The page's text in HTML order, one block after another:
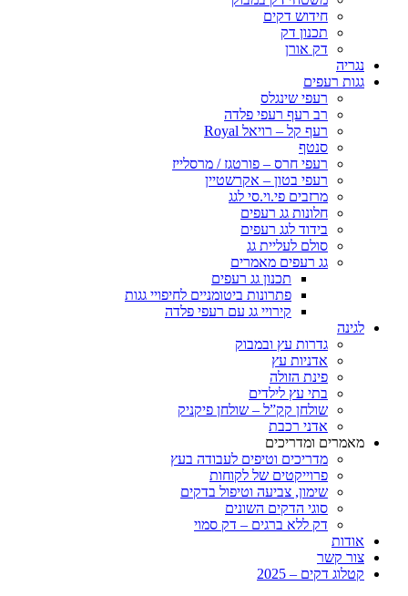
חידוש דקים
תכנון דק
דק אורן
נגריה
גגות רעפים
רעפי שינגלס
רב רעף רעפי פלדה
רעף קל – רויאל Royal
סנטף
רעפי חרס – פורטגז / מרסלייז
רעפי בטון – אקרשטיין
מרזבים פי.וי.סי לגג
חלונות גג רעפים
בידוד לגג רעפים
סולם לעליית גג
גג רעפים מאמרים
תכנון גג רעפים
פתרונות ביטומניים לחיפויי גגות
קירויי גג עם רעפי פלדה
לגינה
גדרות עץ ובמבוק
אדניות עץ
פינת הזולה
בתי עץ לילדים
שולחן קק”ל – שולחן פיקניק
אדני רכבת
מאמרים ומדריכים
מדריכים וטיפים לעבודה בעץ
פרוייקטים של לקוחות
שימון, צביעה וטיפול בדקים
סוגי הדקים השונים
דק ללא ברגים – דק סמוי
אודות
צור קשר
קטלוג דקים – 2025